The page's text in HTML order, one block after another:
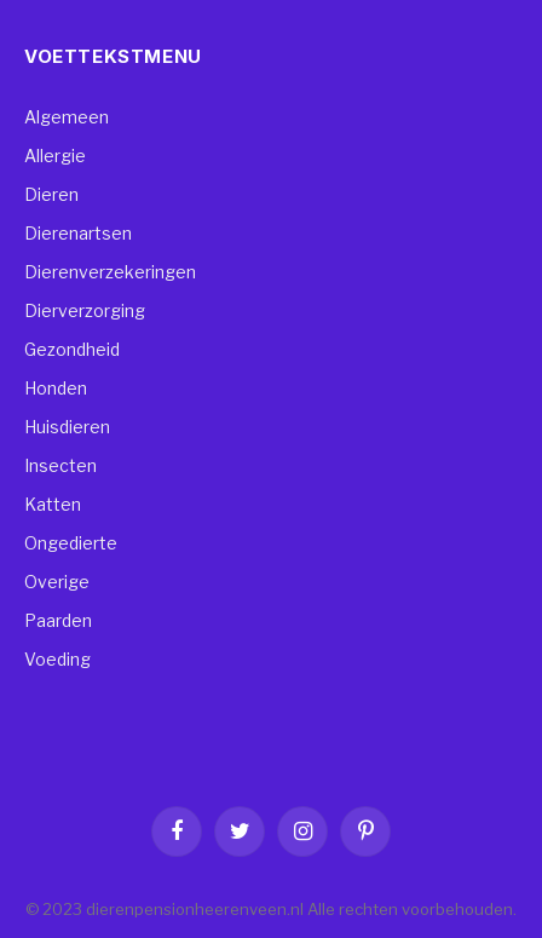
VOETTEKSTMENU
Algemeen
Allergie
Dieren
Dierenartsen
Dierenverzekeringen
Dierverzorging
Gezondheid
Honden
Huisdieren
Insecten
Katten
Ongedierte
Overige
Paarden
Voeding
FacebookTwitter InstagramPinterest
© 2023 dierenpensionheerenveen.nl Alle rechten voorbehouden.